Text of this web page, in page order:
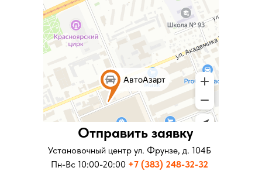
Отправить заявку
Установочный центр ул. Московская д.281
Пн-Вс 10:00-20:00 +7 (343) 346-73-73
Отправить заявку
Установочный центр ул. Фрунзе, д. 104Б
Пн-Вс 10:00-20:00 +7 (383) 248-32-32